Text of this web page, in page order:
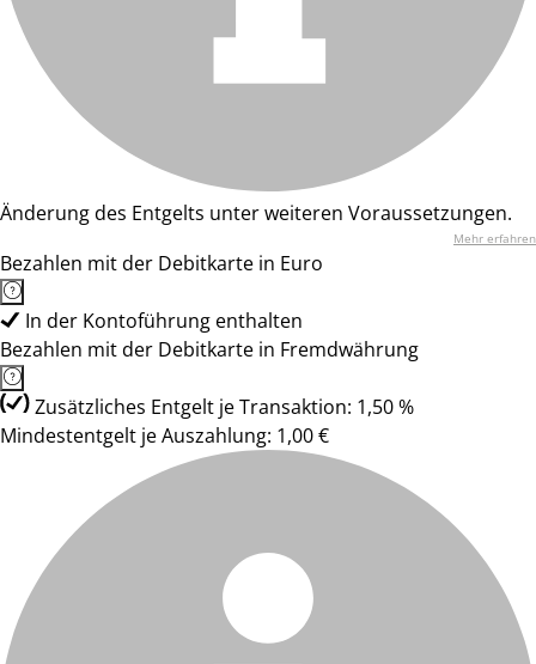
Änderung des Entgelts unter weiteren Voraussetzungen.
Mehr erfahren
Bezahlen mit der Debitkarte in Euro
In der Kontoführung enthalten
Bezahlen mit der Debitkarte in Fremdwährung
Zusätzliches Entgelt je Transaktion: 1,50 %
Mindestentgelt je Auszahlung: 1,00 €